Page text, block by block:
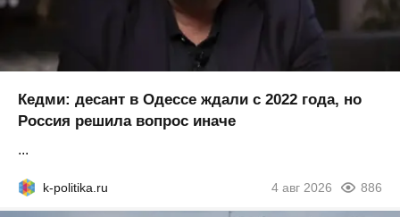
Кедми: десант в Одессе ждали с 2022 года, но
Россия решила вопрос иначе
...
k-politika.ru 4 авг 2026 886